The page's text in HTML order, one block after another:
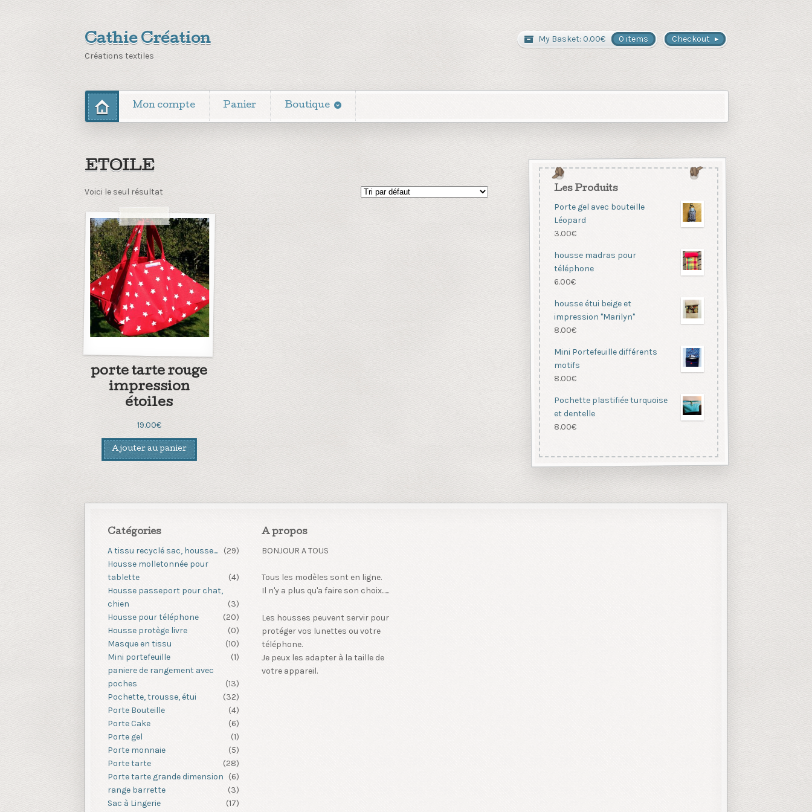
Cathie Création
Créations textiles
Checkout
My Basket: 0.00€ 0 items
Mon compte Panier Boutique
ETOILE
Voici le seul résultat
porte tarte rouge
impression
étoiles
19.00€
Ajouter au panier
Les Produits
Porte gel avec bouteille
Léopard
3.00€
housse madras pour
téléphone
6.00€
housse étui beige et
impression "Marilyn"
8.00€
Mini Portefeuille différents
motifs
8.00€
Pochette plastifiée turquoise
et dentelle
8.00€
Catégories
A tissu recyclé sac, housse.... (29)
Housse molletonnée pour
tablette
(4)
Housse passeport pour chat,
chien
(3)
Housse pour téléphone
(20)
Housse protège livre
(0)
Masque en tissu
(10)
Mini portefeuille
(1)
paniere de rangement avec
poches
(13)
Pochette, trousse, étui
(32)
Porte Bouteille
(4)
Porte Cake
(6)
Porte gel
(1)
Porte monnaie
(5)
Porte tarte
(28)
Porte tarte grande dimension (6)
range barrette
(3)
Sac à Lingerie
(17)
A propos
BONJOUR A TOUS
Tous les modèles sont en ligne.
Il n'y a plus qu'a faire son choix......
Les housses peuvent servir pour
protéger vos lunettes ou votre
téléphone.
Je peux les adapter à la taille de
votre appareil.